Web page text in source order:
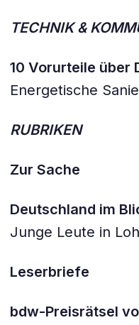
TECHNIK &
10 Vorurteile über
Energetische
RUBRIKEN
Zur Sache
Deutschland im
Junge Leute in
Leserbriefe
bdw-Preisrätsel